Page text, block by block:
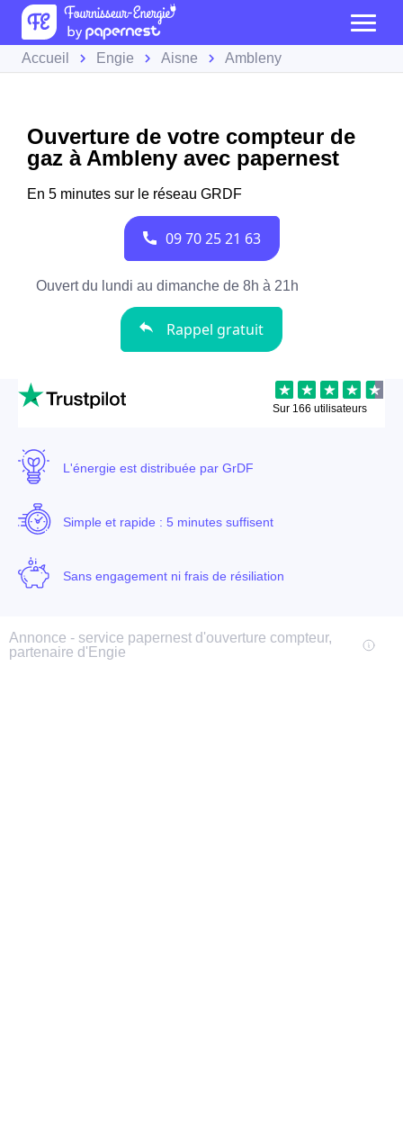
Accueil Engie Aisne Ambleny